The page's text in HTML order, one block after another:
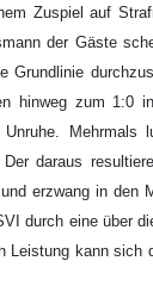
Zuspiel auf
der Gäste
hinweg zum 1:0
Mehrmals
daraus
erzwang in den
durch eine über
Leistung kann sich